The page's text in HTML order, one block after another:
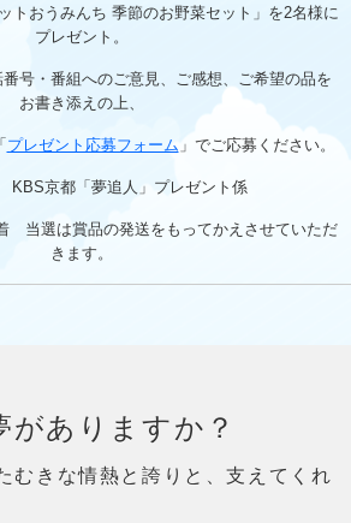
トおうみんち 季節のお野菜セット」を2名様に
プレゼント。
号・番組へのご意見、ご感想、ご希望の品を
お書き添えの上、
プレゼント応募フォーム 」でご応募ください。
KBS京都「夢追人」プレゼント係
当選は賞品の発送をもってかえさせていただ
きます。
がありますか？
むきな情熱と誇りと、支えてくれ